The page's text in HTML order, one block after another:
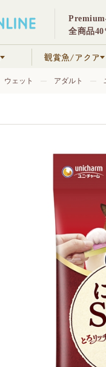
全商品
観賞魚/アクア
ウェット アダルト